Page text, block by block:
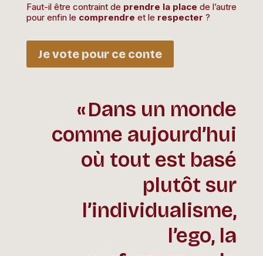
Faut-il être contraint de prendre la place de l’autre
pour enfin le comprendre et le respecter ?
Je vote pour ce conte
Dans un monde
comme aujourd’hui
où tout est basé
plutôt sur
l’individualisme,
l’ego, la